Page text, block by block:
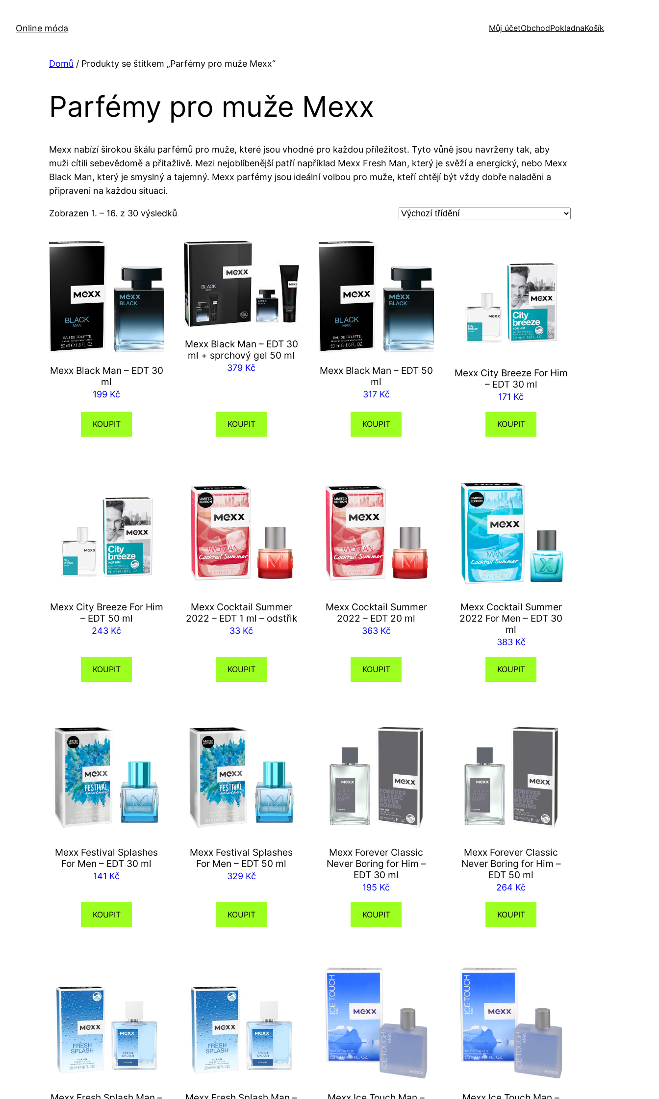
obsah
Online móda Můj účetObchodPokladnaKošík
Domů / Produkty se štítkem „Parfémy pro muže Mexx“
Parfémy pro muže Mexx
Mexx nabízí širokou škálu parfémů pro muže, které jsou vhodné pro každou příležitost. Tyto vůně jsou navrženy tak, aby
muži cítili sebevědomě a přitažlivě. Mezi nejoblíbenější patří například Mexx Fresh Man, který je svěží a energický, nebo Mexx
Black Man, který je smyslný a tajemný. Mexx parfémy jsou ideální volbou pro muže, kteří chtějí být vždy dobře naladěni a
připraveni na každou situaci.
Zobrazen 1. – 16. z 30 výsledků
Mexx Black Man – EDT 30
ml
199 Kč
KOUPIT
Mexx Black Man – EDT 30
ml + sprchový gel 50 ml
379 Kč
KOUPIT
Mexx Black Man – EDT 50
ml
317 Kč
KOUPIT
Mexx City Breeze For Him
– EDT 30 ml
171 Kč
KOUPIT
Mexx City Breeze For Him
– EDT 50 ml
243 Kč
KOUPIT
Mexx Cocktail Summer
2022 – EDT 1 ml – odstřik
33 Kč
KOUPIT
Mexx Cocktail Summer
2022 – EDT 20 ml
363 Kč
KOUPIT
Mexx Cocktail Summer
2022 For Men – EDT 30
ml
383 Kč
KOUPIT
Mexx Festival Splashes
For Men – EDT 30 ml
141 Kč
KOUPIT
Mexx Festival Splashes
For Men – EDT 50 ml
329 Kč
KOUPIT
Mexx Forever Classic
Never Boring for Him –
EDT 30 ml
195 Kč
KOUPIT
Mexx Forever Classic
Never Boring for Him –
EDT 50 ml
264 Kč
KOUPIT